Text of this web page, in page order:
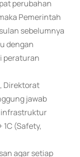
perubahan
Pemerintah
sebelumnya
dengan
peraturan
Direktorat
jawab
infrastruktur
(Safety,
agar setiap